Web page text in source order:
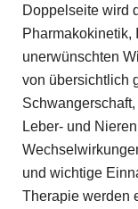
Doppelseite wird
Pharmakokinetik,
unerwünschten
von übersichtlich
Leber- und
und wichtige
Therapie werden